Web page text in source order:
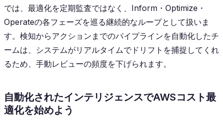
では、最適化を定期監査ではなく、Inform・Optimize・
Operateの各フェーズを巡る継続的なループとして扱いま
す。検知からアクションまでのパイプラインを自動化したチ
ームは、システムがリアルタイムでドリフトを捕捉してくれ
るため、手動レビューの頻度を下げられます。
自動化されたインテリジェンスでAWSコスト最
適化を始めよう